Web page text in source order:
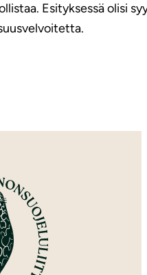
Esityksessä olisi